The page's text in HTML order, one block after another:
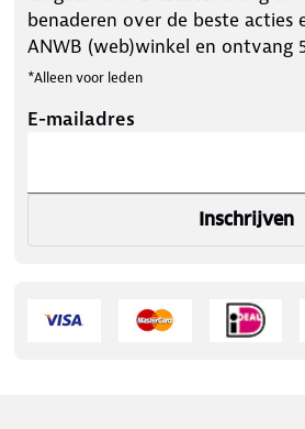
van een brandblusser is dat er
restschade achterblijft. Bij zo’n
benaderen over de beste
ANWB (web)winkel en ontvang
*Alleen voor leden
E-mailadres
Inschrijven